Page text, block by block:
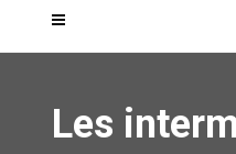
Les